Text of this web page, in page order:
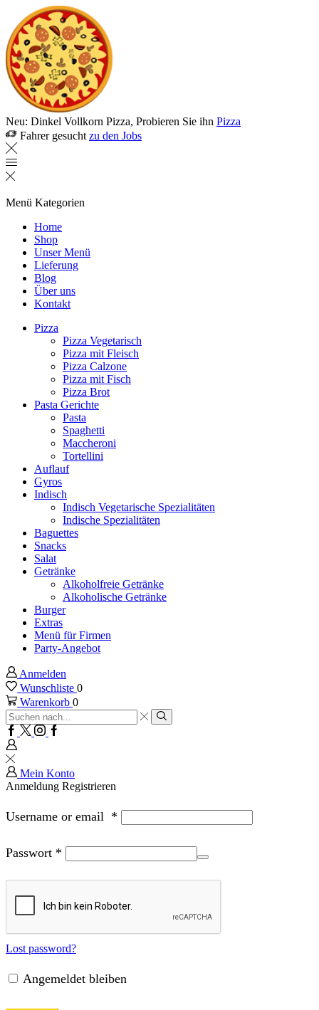
Neu: Dinkel Vollkorn Pizza, Probieren Sie ihn Pizza
Fahrer gesucht zu den Jobs
Menü Kategorien
Home
Shop
Unser Menü
Lieferung
Blog
Über uns
Kontakt
Pizza
Pizza Vegetarisch
Pizza mit Fleisch
Pizza Calzone
Pizza mit Fisch
Pizza Brot
Pasta Gerichte
Pasta
Spaghetti
Maccheroni
Tortellini
Auflauf
Gyros
Indisch
Indisch Vegetarische Spezialitäten
Indische Spezialitäten
Baguettes
Snacks
Salat
Getränke
Alkoholfreie Getränke
Alkoholische Getränke
Burger
Extras
Menü für Firmen
Party-Angebot
Anmelden
Wunschliste 0
Warenkorb 0
Sucheingabe
Suche
Facebook
TwitterInstagram
Google
Mein Konto
Anmeldung Registrieren
Username or email *
Passwort *
Lost password?
Angemeldet bleiben